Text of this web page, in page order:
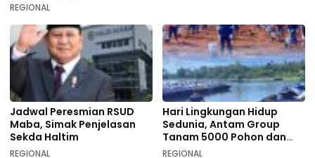
REGIONAL
Jadwal Peresmian RSUD
Maba, Simak Penjelasan
Sekda Haltim
REGIONAL
Hari Lingkungan Hidup
Sedunia, Antam Group
Tanam 5000 Pohon dan
Aksi Bersih di Sofifi
REGIONAL